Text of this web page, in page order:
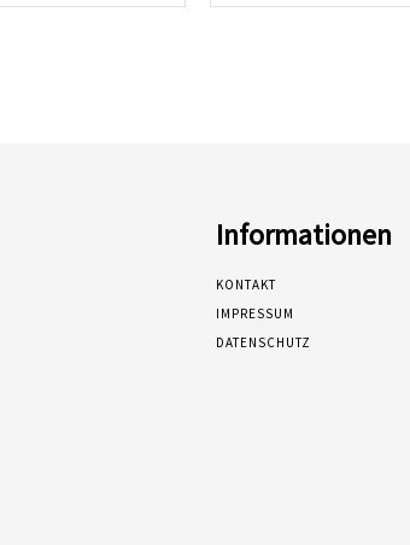
Informationen
KONTAKT
IMPRESSUM
DATENSCHUTZ